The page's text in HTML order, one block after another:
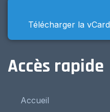
Télécharger la vCard
Accès rapide
Accueil